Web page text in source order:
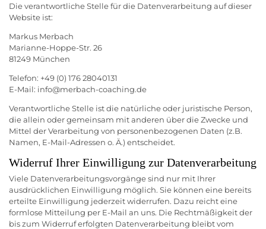
Die verantwortliche Stelle für die Datenverarbeitung auf dieser
Website ist:
Markus Merbach
Marianne-Hoppe-Str. 26
81249 München
Telefon: +49 (0) 176 28040131
E-Mail: info@merbach-coaching.de
Verantwortliche Stelle ist die natürliche oder juristische Person,
die allein oder gemeinsam mit anderen über die Zwecke und
Mittel der Verarbeitung von personenbezogenen Daten (z.B.
Namen, E-Mail-Adressen o. Ä.) entscheidet.
Widerruf Ihrer Einwilligung zur Datenverarbeitung
Viele Datenverarbeitungsvorgänge sind nur mit Ihrer
ausdrücklichen Einwilligung möglich. Sie können eine bereits
erteilte Einwilligung jederzeit widerrufen. Dazu reicht eine
formlose Mitteilung per E-Mail an uns. Die Rechtmäßigkeit der
bis zum Widerruf erfolgten Datenverarbeitung bleibt vom